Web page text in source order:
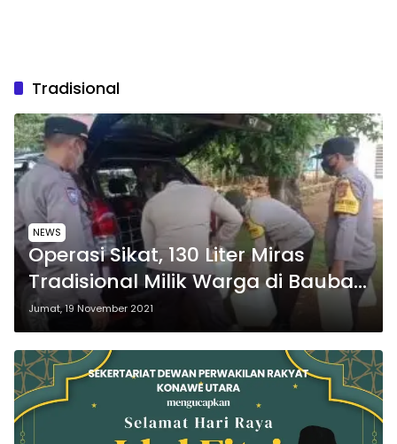
Tradisional
NEWS
Operasi Sikat, 130 Liter Miras
Tradisional Milik Warga di Baubau
Disita Polisi
Jumat, 19 November 2021